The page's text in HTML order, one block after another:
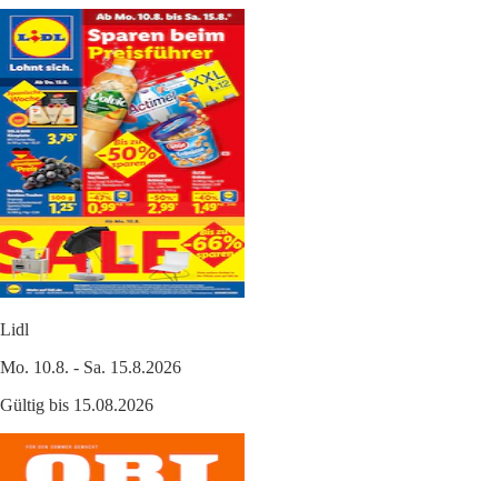
Lidl
Mo. 10.8. - Sa. 15.8.2026
Gültig bis 15.08.2026